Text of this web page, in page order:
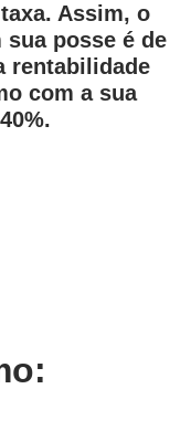
Assim, o
posse é de
rentabilidade
com a sua